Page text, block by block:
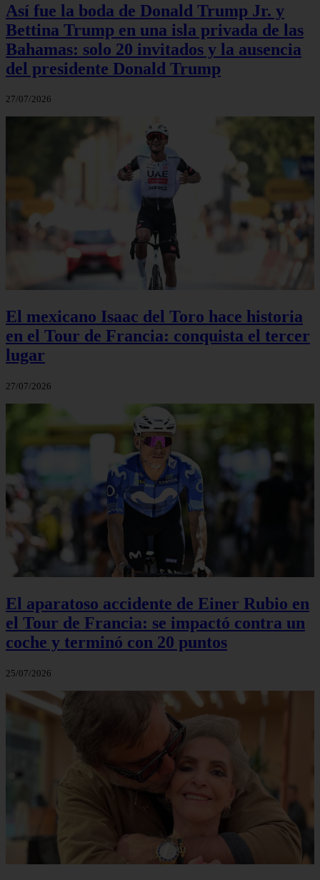
Así fue la boda de Donald Trump Jr. y
Bettina Trump en una isla privada de las
Bahamas: solo 20 invitados y la ausencia
del presidente Donald Trump
27/07/2026
El mexicano Isaac del Toro hace historia
en el Tour de Francia: conquista el tercer
lugar
27/07/2026
El aparatoso accidente de Einer Rubio en
el Tour de Francia: se impactó contra un
coche y terminó con 20 puntos
25/07/2026